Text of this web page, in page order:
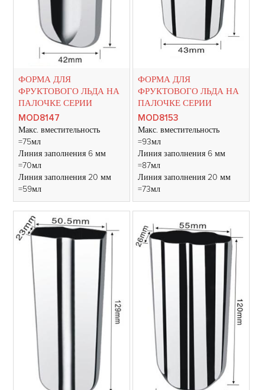
ФОРМА ДЛЯ
ФРУКТОВОГО ЛЬДА НА
ПАЛОЧКЕ СЕРИИ
MOD8147
Макс. вместительность
=75мл
Линия заполнения 6 мм
=70мл
Линия заполнения 20 мм
=59мл
ФОРМА ДЛЯ
ФРУКТОВОГО ЛЬДА НА
ПАЛОЧКЕ СЕРИИ
MOD8153
Макс. вместительность
=93мл
Линия заполнения 6 мм
=87мл
Линия заполнения 20 мм
=73мл